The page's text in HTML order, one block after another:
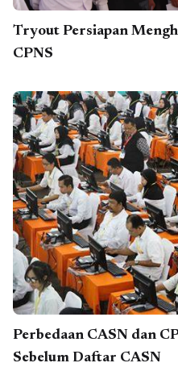
Tryout Persiapan
CPNS
Perbedaan CASN dan
Sebelum Daftar CASN